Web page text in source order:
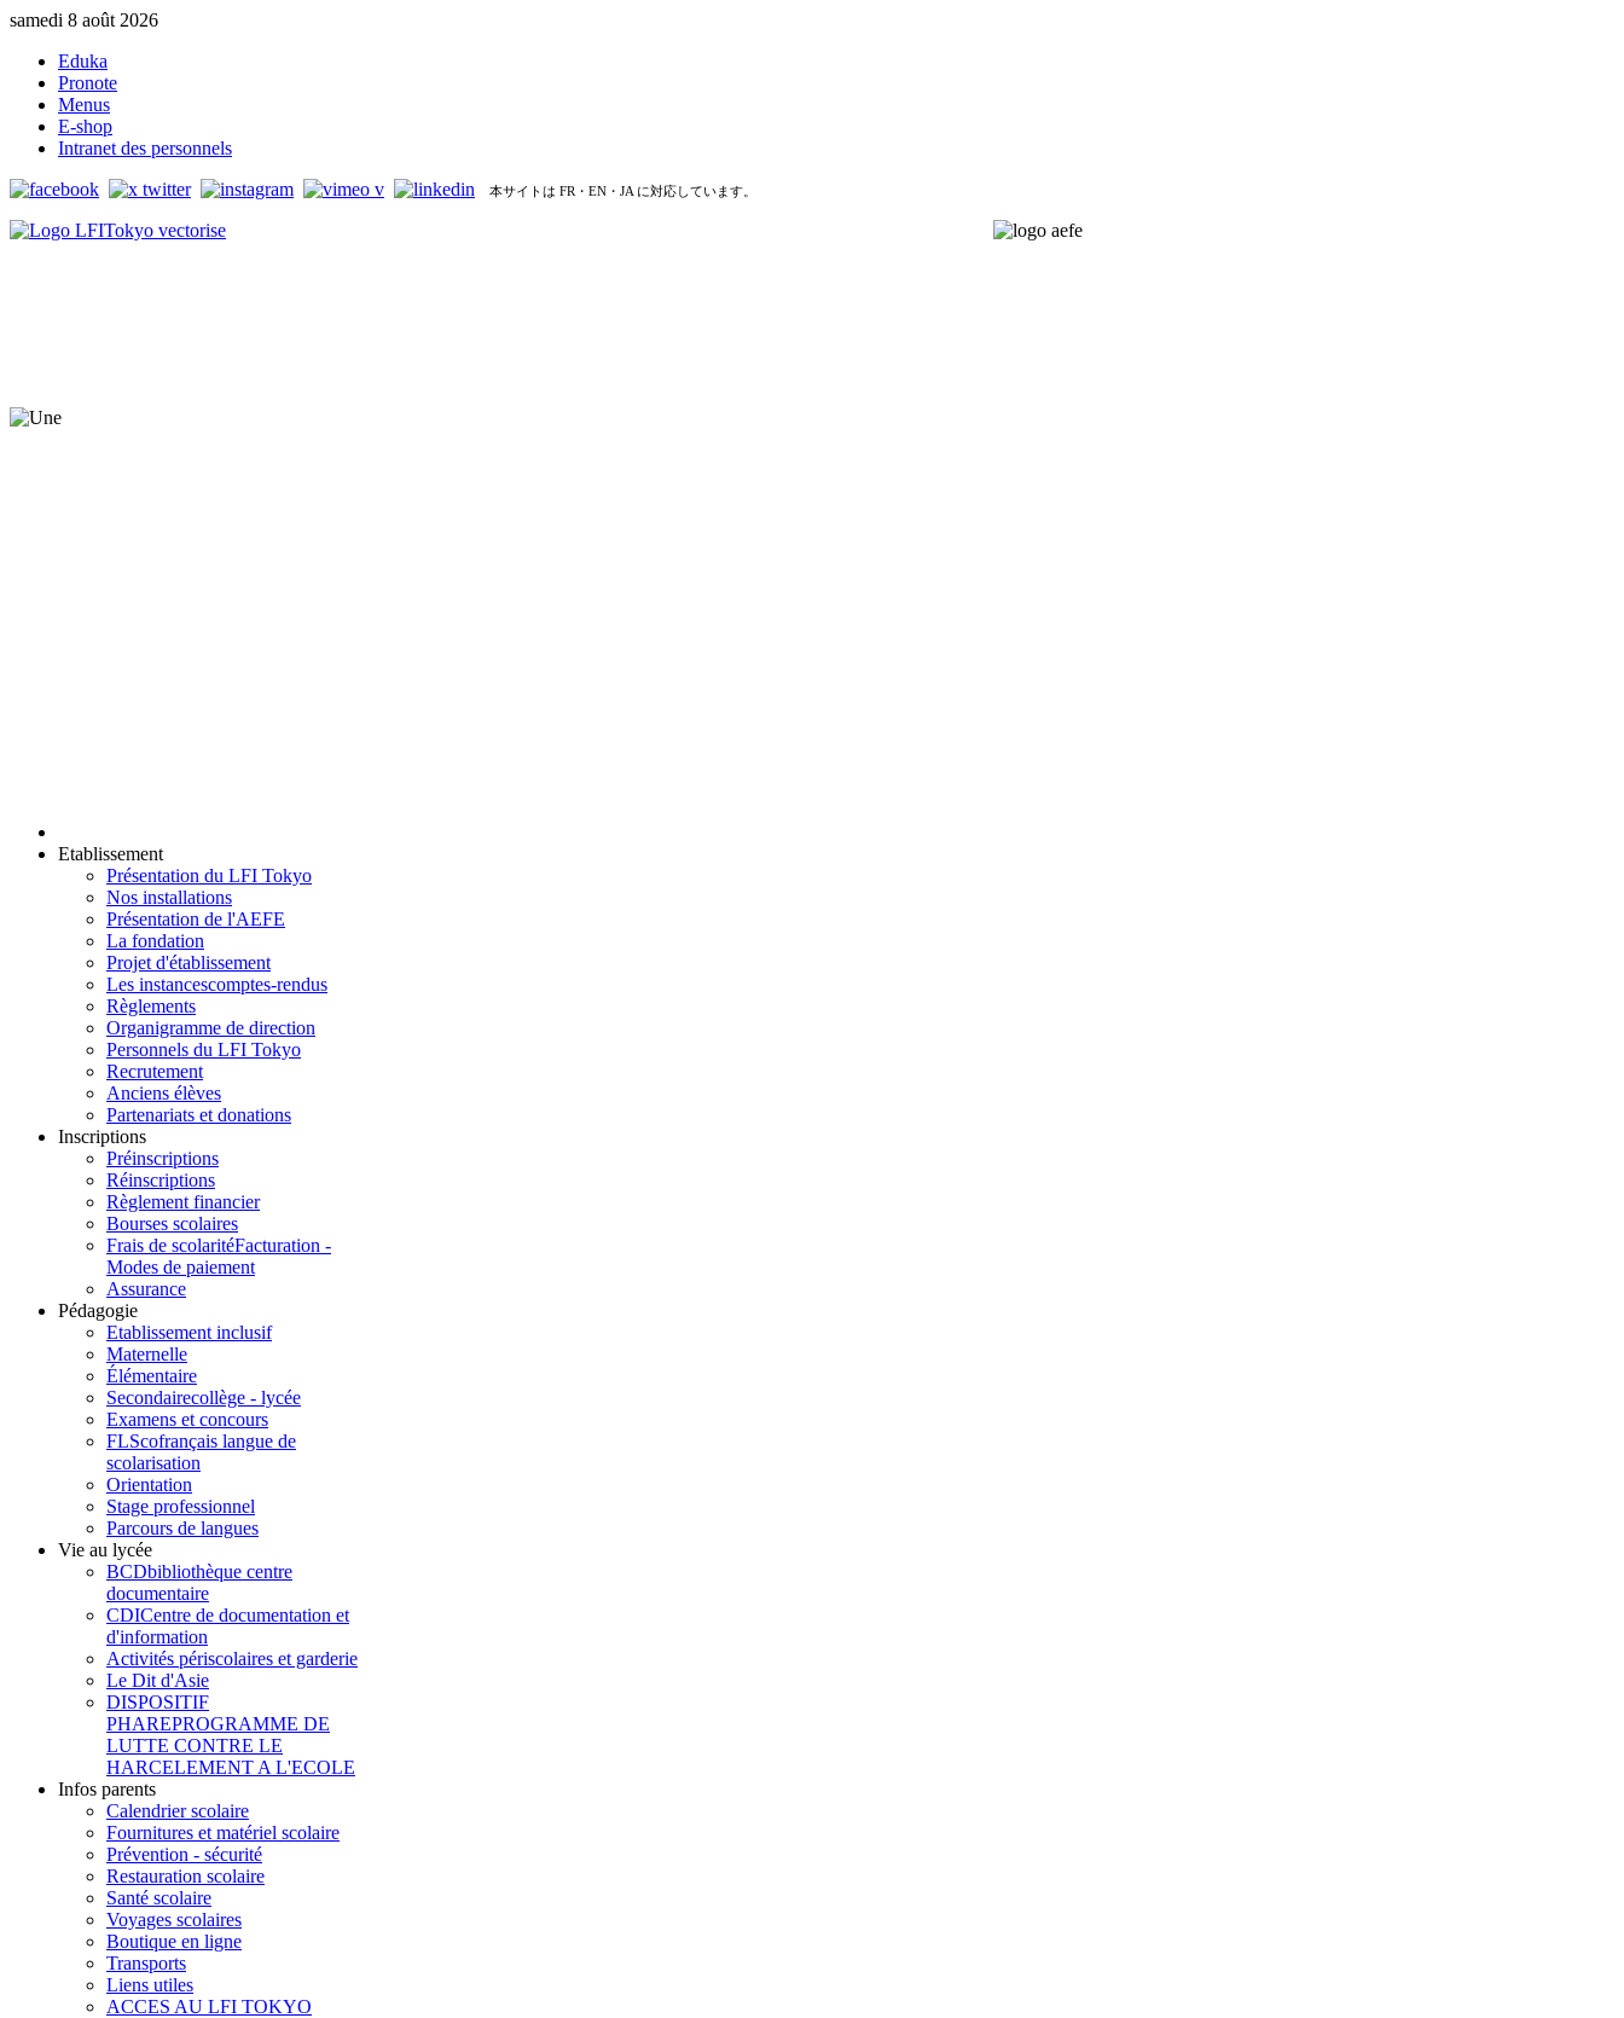
samedi 8 août 2026
Eduka
Pronote
Menus
E-shop
Intranet des personnels
本サイトは FR・EN・JA に対応しています。
Etablissement
Présentation du LFI Tokyo
Nos installations
Présentation de l'AEFE
La fondation
Projet d'établissement
Les instancescomptes-rendus
Règlements
Organigramme de direction
Personnels du LFI Tokyo
Recrutement
Anciens élèves
Partenariats et donations
Inscriptions
Préinscriptions
Réinscriptions
Règlement financier
Bourses scolaires
Frais de scolaritéFacturation -
Modes de paiement
Assurance
Pédagogie
Etablissement inclusif
Maternelle
Élémentaire
Secondairecollège - lycée
Examens et concours
FLScofrançais langue de
scolarisation
Orientation
Stage professionnel
Parcours de langues
Vie au lycée
BCDbibliothèque centre
documentaire
CDICentre de documentation et
d'information
Activités périscolaires et garderie
Le Dit d'Asie
DISPOSITIF
PHAREPROGRAMME DE
LUTTE CONTRE LE
HARCELEMENT A L'ECOLE
Infos parents
Calendrier scolaire
Fournitures et matériel scolaire
Prévention - sécurité
Restauration scolaire
Santé scolaire
Voyages scolaires
Boutique en ligne
Transports
Liens utiles
ACCES AU LFI TOKYO